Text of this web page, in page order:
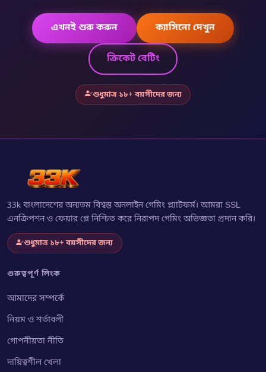
এখনই শুরু করুন ক্যাসিনো দেখুন
ক্রিকেট বেটিং
শুধুমাত্র ১৮+ বয়সীদের জন্য
33k বাংলাদেশের অন্যতম বিশ্বস্ত অনলাইন গেমিং প্ল্যাটফর্ম। আমরা SSL
এনক্রিপশন ও ফেয়ার প্লে নিশ্চিত করে নিরাপদ গেমিং অভিজ্ঞতা প্রদান করি।
শুধুমাত্র ১৮+ বয়সীদের জন্য
গুরুত্বপূর্ণ লিংক
আমাদের সম্পর্কে
নিয়ম ও শর্তাবলী
গোপনীয়তা নীতি
দায়িত্বশীল খেলা